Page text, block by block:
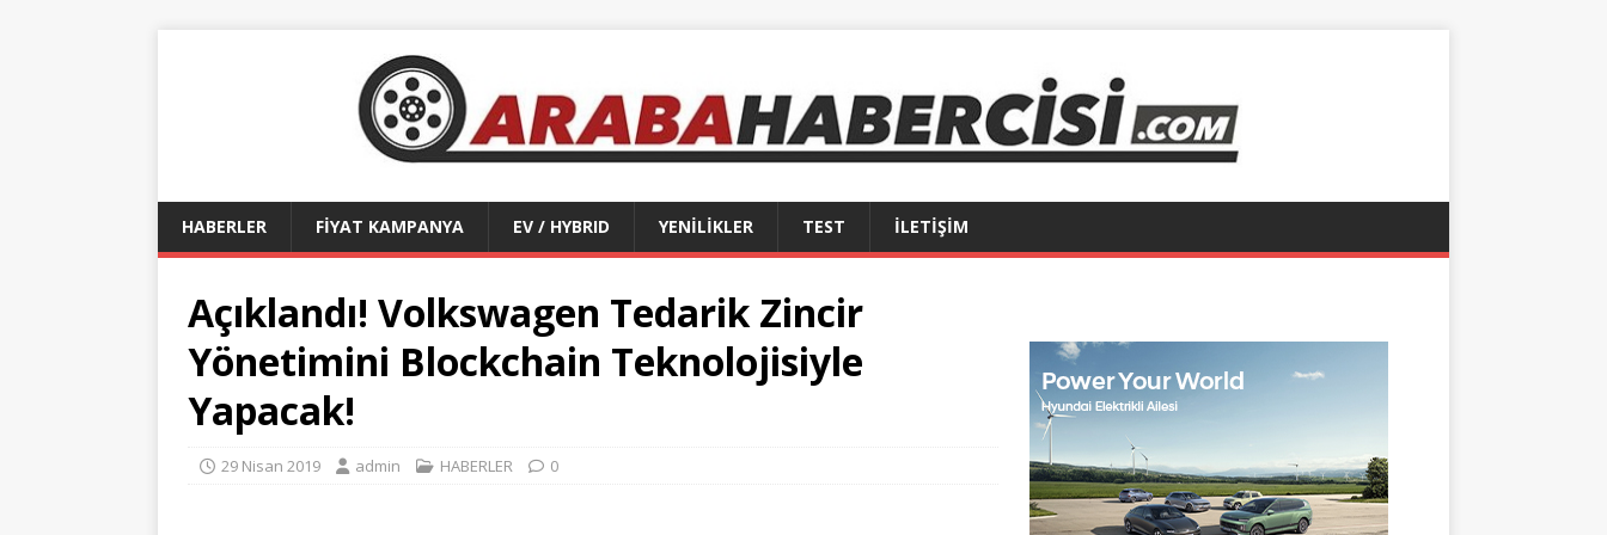
HABERLER FİYAT KAMPANYA EV / HYBRID YENİLİKLER TEST İLETİŞİM
Açıklandı! Volkswagen Tedarik Zincir
Yönetimini Blockchain Teknolojisiyle
Yapacak!
29 Nisan 2019 admin HABERLER 0